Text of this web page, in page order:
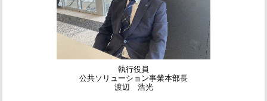
執行役員
公共ソリューション事業本部長
渡辺 浩光